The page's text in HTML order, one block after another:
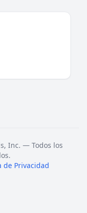
Inc. — Todos los
de Privacidad